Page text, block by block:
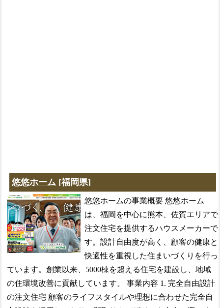
悠悠ホーム [福岡県]
悠悠ホームの事業概要 悠悠ホーム
は、福岡を中心に熊本、佐賀エリアで
注文住宅を提供するハウスメーカーで
す。設計自由度が高く、顧客の健康と
快適性を重視した住まいづくりを行っ
ています。創業以来、5000棟を超える住宅を建設し、地域
の住環境改善に貢献しています。 事業内容 1. 完全自由設計
の注文住宅 顧客のライフスタイルや理想に合わせた完全自